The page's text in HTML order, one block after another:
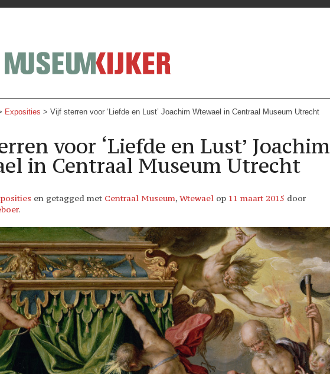
Exposities > Vijf sterren voor ‘Liefde en Lust’ Joachim Wtewael in Centraal Museum Utrecht
voor ‘Liefde en Lust’ Joachim
in Centraal Museum Utrecht
en getagged met Centraal Museum, Wtewael op 11 maart 2015 door
.